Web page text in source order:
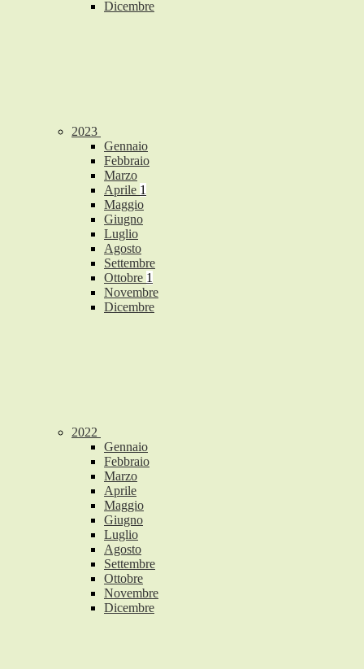
Dicembre
2023
Gennaio
Febbraio
Marzo
Aprile 1
Maggio
Giugno
Luglio
Agosto
Settembre
Ottobre 1
Novembre
Dicembre
2022
Gennaio
Febbraio
Marzo
Aprile
Maggio
Giugno
Luglio
Agosto
Settembre
Ottobre
Novembre
Dicembre